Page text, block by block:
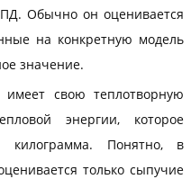
Обычно он оценивается
на конкретную модель
значение.
свою теплотворную
энергии, которое
килограмма. Понятно, в
только сыпучие